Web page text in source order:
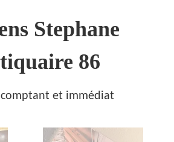
Stephane
86
comptant et immédiat